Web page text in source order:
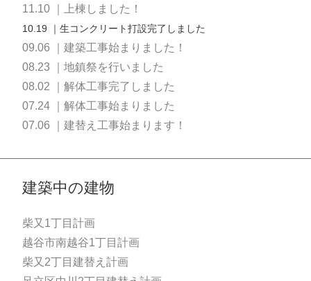
11.10 ｜上棟しました！
10.19 ｜生コンクリート打設完了しました
09.06 ｜建築工事始まりました！
08.23 ｜地鎮祭を行いました
08.02 ｜解体工事完了しました
07.24 ｜解体工事始まりました
07.06 ｜建替え工事始まります！
建築中の建物
柴又1丁目計画
越谷市南越谷1丁目計画
柴又2丁目建替え計画